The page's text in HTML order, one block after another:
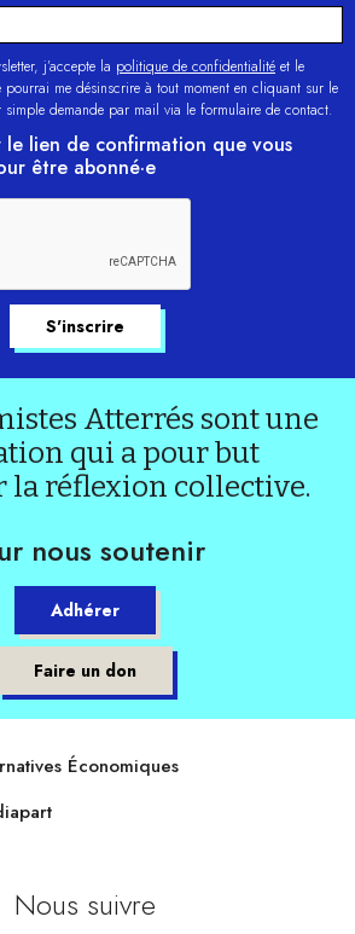
j’accepte la politique de confidentialité et le
pourrai me désinscrire à tout moment en cliquant sur le
simple demande par mail via le formulaire de contact.
lien de confirmation que vous
être abonné·e
Atterrés sont une
qui a pour but
la réflexion collective.
nous soutenir
Adhérer
Faire un don
Économiques
Nous suivre